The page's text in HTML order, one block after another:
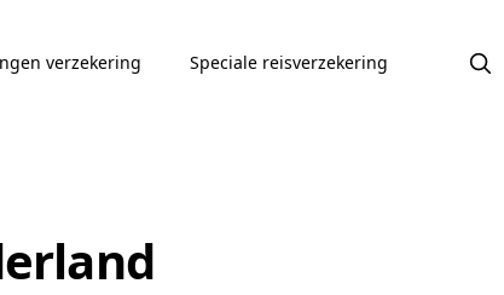
verzekering Speciale reisverzekering